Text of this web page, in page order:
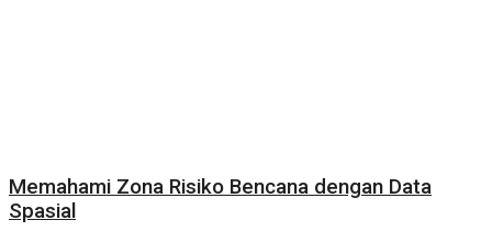
Memahami Zona Risiko Bencana dengan Data
Spasial